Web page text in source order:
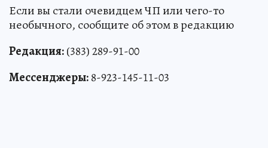
Если вы стали очевидцем ЧП или чего-то
необычного, сообщите об этом в редакцию
Редакция:(383) 289-91-00
Мессенджеры:8-923-145-11-03